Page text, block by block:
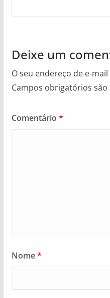
Deixe um
O seu endereço de e-
Campos obrigatórios
Comentário *
Nome*